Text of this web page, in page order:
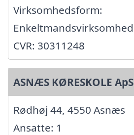
Virksomhedsform:
Enkeltmandsvirksomhed
CVR: 30311248
ASNÆS KØRESKOLE ApS
Rødhøj 44, 4550 Asnæs
Ansatte: 1